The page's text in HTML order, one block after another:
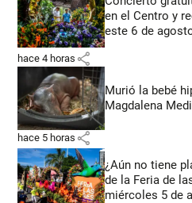
en el Centro y
este 6 de
hace 4 horas share
Murió la bebé
Magdalena
hace 5 horas share
¿Aún no tiene
de la Feria de
miércoles 5 de